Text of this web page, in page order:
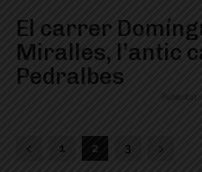
El carrer
Miralles, l’antic
Pedralbes
Publicitat
1 2 3